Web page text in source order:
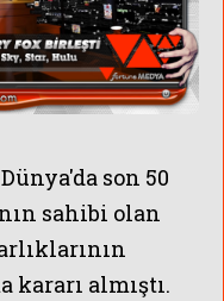
son 50
sahibi olan
almıştı.